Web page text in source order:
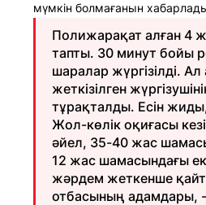
мүмкін болмағанын
Полижарақат алған 4
тапты. 30 минут бойы
шаралар жүргізілді.
жеткізілген
тұрақталды. Есін
Жол-көлік оқиғасы
әйел, 35-40 жас
12 жас шамасындағы
жәрдем жеткенше
отбасының адамдары,